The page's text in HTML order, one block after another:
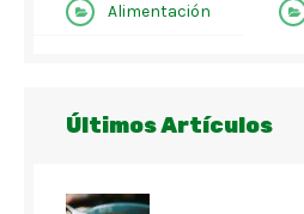
Alimentación
Últimos Artículos